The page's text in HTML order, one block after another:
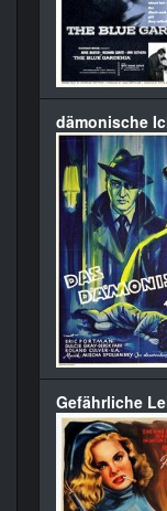
dämonische
Gefährliche